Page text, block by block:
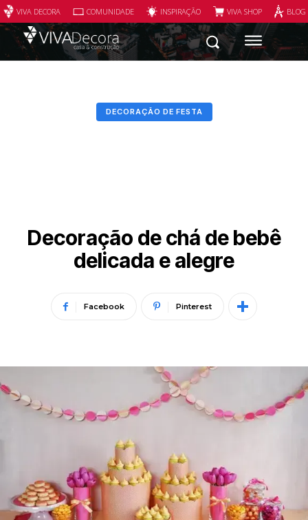
VIVA DECORA COMUNIDADE INSPIRAÇÃO VIVA SHOP
DECORAÇÃO DE FESTA
Decoração de chá de bebê
delicada e alegre
Facebook Pinterest